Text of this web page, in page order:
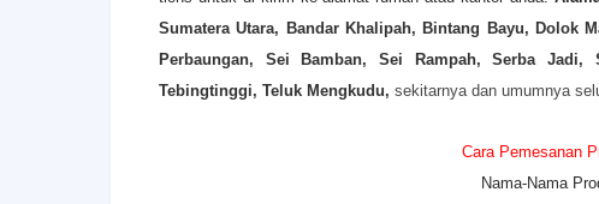
Sumatera Utara, Bandar Khalipah, Bintang Bayu, Dolok
Perbaungan, Sei Bamban, Sei Rampah, Serba
Tebingtinggi, Teluk Mengkudu, sekitarnya dan umumnya
Cara Pemesanan
Nama-Nama